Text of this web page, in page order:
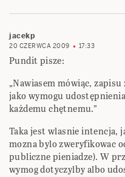
jacekp
20 CZERWCA 2009 17:33
Pundit pisze:
„Nawiasem mówiąc,
jako wymogu
każdemu chętnemu.”
Taka jest wlasnie intencja,
mozna bylo zweryfikowac
publiczne pieniadze). W
wymog dotyczylby albo